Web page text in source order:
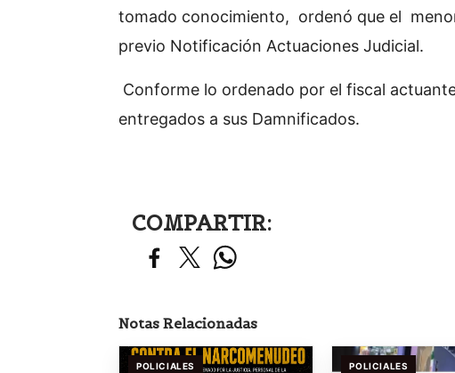
tomado conocimiento, ordenó que el
previo Notificación Actuaciones Judicial.
Conforme lo ordenado por el fiscal
entregados a sus Damnificados.
COMPARTIR:
Notas Relacionadas
POLICIALES POLICIALES